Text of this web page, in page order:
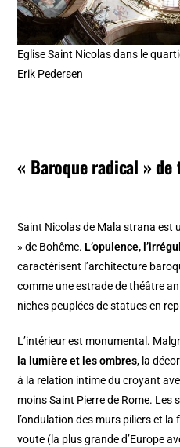
Eglise Saint Nicolas dans le
Erik Pedersen
« Baroque radical »
Saint Nicolas de Mala strana est
» de Bohême. L’opulence,
caractérisent l’architecture
comme une estrade de théâtre
niches peuplées de statues en
L’intérieur est monumental.
la lumière et les ombres, la
à la relation intime du croyant
moinsSaint Pierre de Rome. Les
l’ondulation des murs piliers et la
voute (la plus grande d’Europe